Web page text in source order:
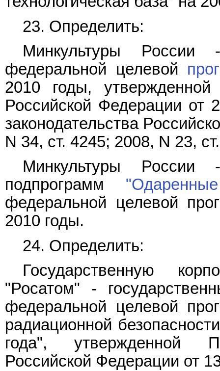
23. Определить:
Минкультуры России
федеральной целевой
2010 годы, утвержденной
Российской Федерации от
законодательства
N 34, ст. 4245; 2008, N 23,
Минкультуры России
подпрограмм
федеральной целевой
2010 годы.
24. Определить:
Государственную
"Росатом" -
федеральной целевой
радиационной
года", утвержденной
Российской Федерации от